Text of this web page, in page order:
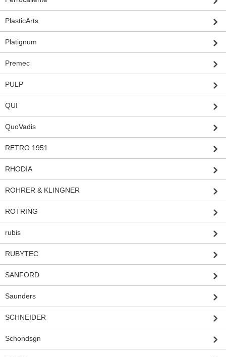
PlasticArts
Platignum
Premec
PULP
QUI
QuoVadis
RETRO 1951
RHODIA
ROHRER & KLINGNER
ROTRING
rubis
RUBYTEC
SANFORD
Saunders
SCHNEIDER
Schondsgn